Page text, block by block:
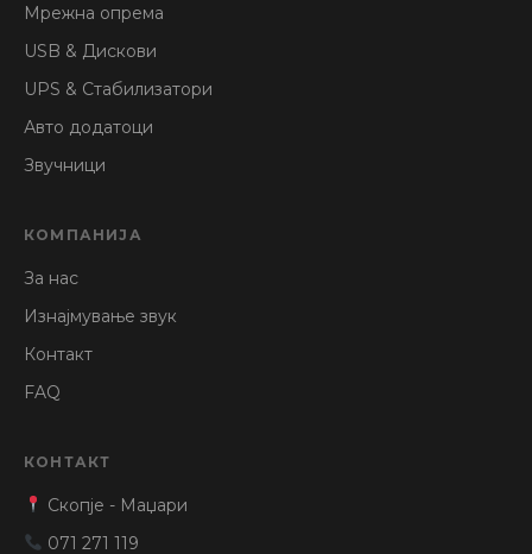
Мрежна опрема
USB & Дискови
UPS & Стабилизатори
Авто додатоци
Звучници
КОМПАНИЈА
За нас
Изнајмување звук
Контакт
FAQ
КОНТАКТ
Скопје - Маџари
071 271 119